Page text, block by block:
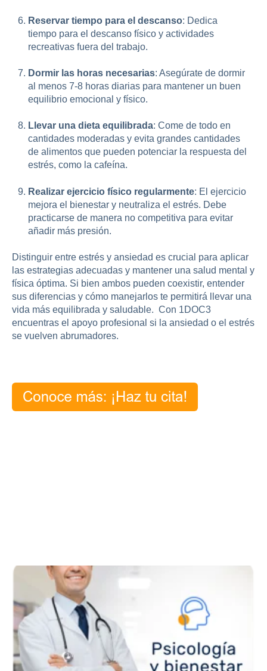
Reservar tiempo para el descanso: Dedica
tiempo para el descanso físico y actividades
recreativas fuera del trabajo.
Dormir las horas necesarias: Asegúrate de dormir
al menos 7-8 horas diarias para mantener un buen
equilibrio emocional y físico.
Llevar una dieta equilibrada: Come de todo en
cantidades moderadas y evita grandes cantidades
de alimentos que pueden potenciar la respuesta del
estrés, como la cafeína.
Realizar ejercicio físico regularmente: El ejercicio
mejora el bienestar y neutraliza el estrés. Debe
practicarse de manera no competitiva para evitar
añadir más presión.
Distinguir entre estrés y ansiedad es crucial para aplicar
las estrategias adecuadas y mantener una salud mental y
física óptima. Si bien ambos pueden coexistir, entender
sus diferencias y cómo manejarlos te permitirá llevar una
vida más equilibrada y saludable. Con 1DOC3
encuentras el apoyo profesional si la ansiedad o el estrés
se vuelven abrumadores.